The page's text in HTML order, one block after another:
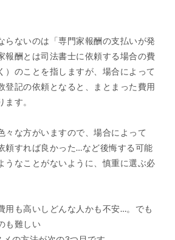
らないのは「専門家報酬の支払いが発
報酬とは司法書士に依頼する場合の費
）のことを指しますが、場合によって
登記の依頼となると、まとまった費用
す。
々な方がいますので、場合によって
頼すれば良かった…など後悔する可能
うなことがないように、慎重に選ぶ必
用も高いしどんな人かも不安…。でも
も難しい